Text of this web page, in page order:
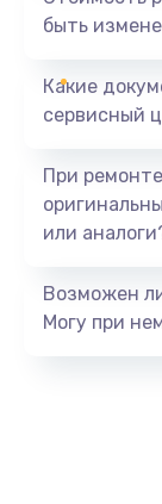
быть
Какие
сервисный
При
или
Возможен
Могу при